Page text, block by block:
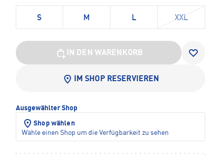
S M L XXL
IN DEN WARENKORB
IM SHOP RESERVIEREN
Ausgewählter Shop
Shop wählen
Wähle einen Shop um die Verfügbarkeit zu sehen